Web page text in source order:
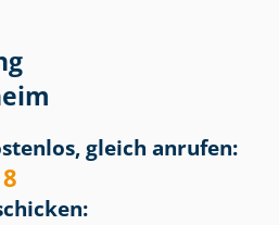
gleich anrufen: